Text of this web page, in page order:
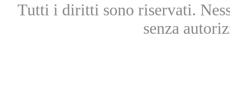
Tutti i diritti sono riservati.
senza